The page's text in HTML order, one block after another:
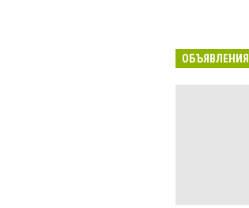
ОБЪЯВЛЕНИЯ